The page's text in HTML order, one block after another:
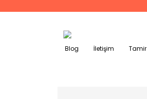
Blog İletişim Tamir